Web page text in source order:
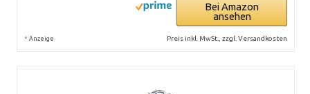
Bei Amazon
ansehen
* Anzeige Preis inkl. MwSt., zzgl. Versandkosten